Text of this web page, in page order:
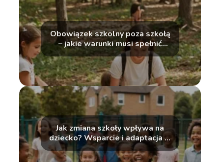
Obowiązek szkolny poza szkołą
– jakie warunki musi spełnić
dziecko?
Jak zmiana szkoły wpływa na
dziecko? Wsparcie i adaptacja w
nowym środowisku